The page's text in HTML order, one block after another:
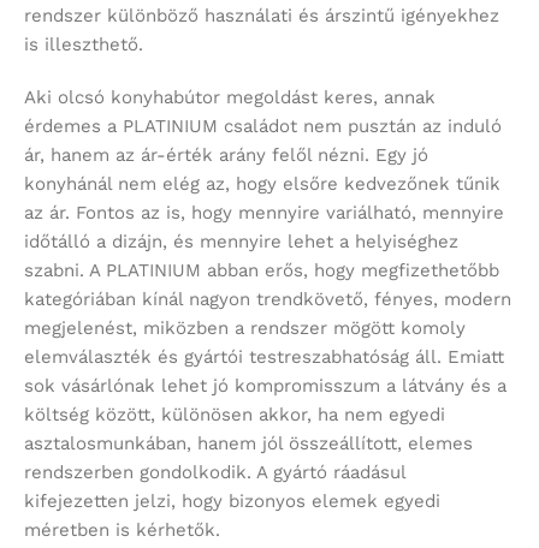
rendszer különböző használati és árszintű igényekhez
is illeszthető.
Aki olcsó konyhabútor megoldást keres, annak
érdemes a PLATINIUM családot nem pusztán az induló
ár, hanem az ár-érték arány felől nézni. Egy jó
konyhánál nem elég az, hogy elsőre kedvezőnek tűnik
az ár. Fontos az is, hogy mennyire variálható, mennyire
időtálló a dizájn, és mennyire lehet a helyiséghez
szabni. A PLATINIUM abban erős, hogy megfizethetőbb
kategóriában kínál nagyon trendkövető, fényes, modern
megjelenést, miközben a rendszer mögött komoly
elemválaszték és gyártói testreszabhatóság áll. Emiatt
sok vásárlónak lehet jó kompromisszum a látvány és a
költség között, különösen akkor, ha nem egyedi
asztalosmunkában, hanem jól összeállított, elemes
rendszerben gondolkodik. A gyártó ráadásul
kifejezetten jelzi, hogy bizonyos elemek egyedi
méretben is kérhetők.